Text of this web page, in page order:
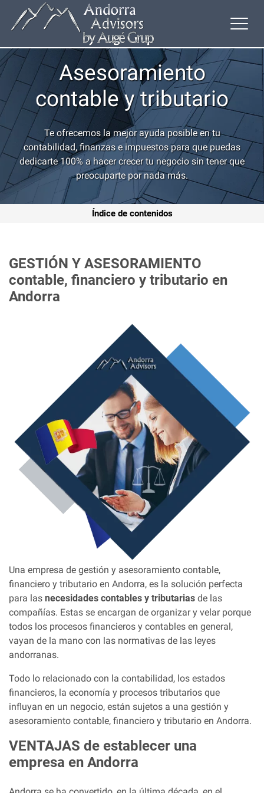
Asesoramiento
contable y tributario
Te ofrecemos la mejor ayuda posible en tu
contabilidad, finanzas e impuestos para que puedas
dedicarte 100% a hacer crecer tu negocio sin tener que
preocuparte por nada más.
Índice de contenidos
GESTIÓN Y ASESORAMIENTO
contable, financiero y tributario en
Andorra
Una empresa de gestión y asesoramiento contable,
financiero y tributario en Andorra, es la solución perfecta
para las necesidades contables y tributarias de las
compañías. Estas se encargan de organizar y velar porque
todos los procesos financieros y contables en general,
vayan de la mano con las normativas de las leyes
andorranas.
Todo lo relacionado con la contabilidad, los estados
financieros, la economía y procesos tributarios que
influyan en un negocio, están sujetos a una gestión y
asesoramiento contable, financiero y tributario en Andorra.
VENTAJAS de establecer una
empresa en Andorra